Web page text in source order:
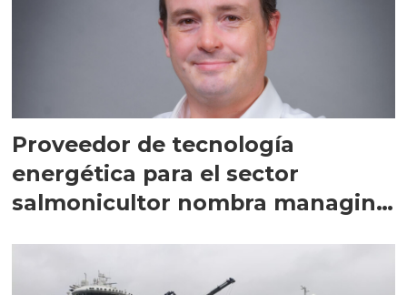
Proveedor de tecnología
energética para el sector
salmonicultor nombra managing